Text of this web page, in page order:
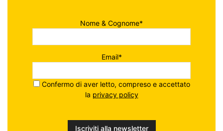
Nome & Cognome*
Email*
Confermo di aver letto, compreso e accettato
la privacy policy